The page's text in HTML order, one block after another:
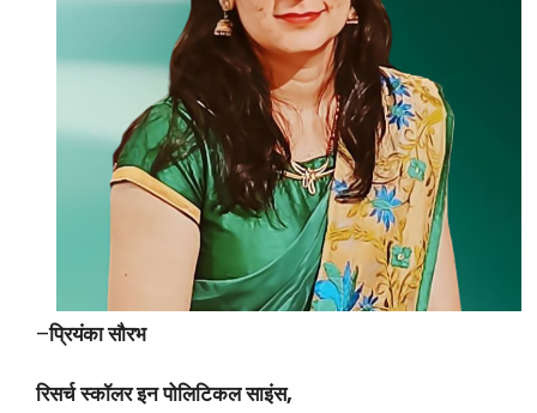
–प्रियंका सौरभ
रिसर्च स्कॉलर इन पोलिटिकल साइंस,